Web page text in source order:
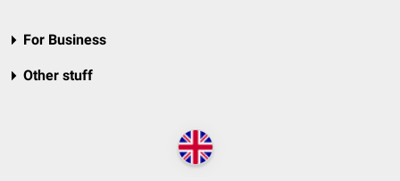
For Business
Other stuff